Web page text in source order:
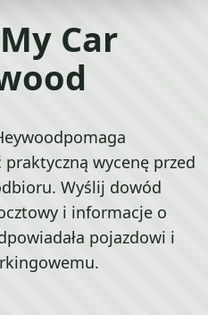
Car
wycenę przed
Wyślij dowód
i informacje o
pojazdowi i